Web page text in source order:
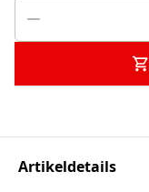
Artikeldetails